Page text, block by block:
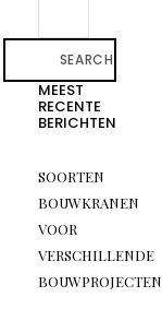
SEARCH
MEEST
RECENTE
BERICHTEN
SOORTEN
BOUWKRANEN
VOOR
VERSCHILLENDE
BOUWPROJECTEN